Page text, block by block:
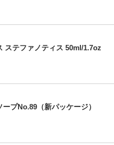
ステファノティス 50ml/1.7oz
プNo.89（新パッケージ）